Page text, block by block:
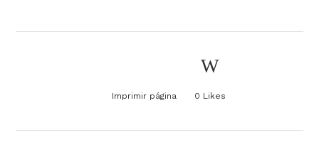
Imprimir página 0 Likes